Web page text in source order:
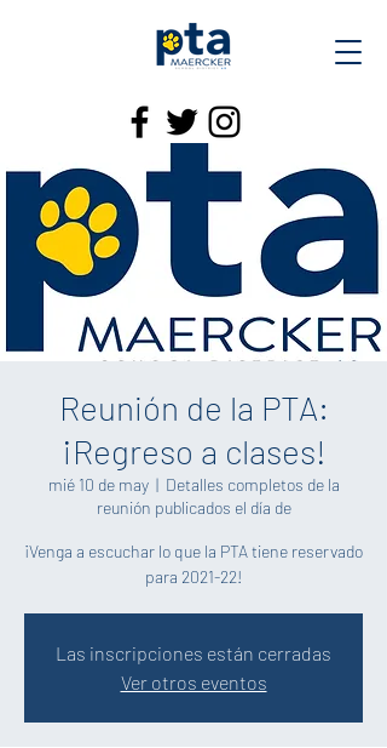
Reunión de la PTA:
¡Regreso a clases!
mié 10 de may
  |
Detalles completos de la
reunión publicados el día de
¡Venga a escuchar lo que la PTA tiene reservado
para 2021-22!
Las inscripciones están cerradas
Ver otros eventos